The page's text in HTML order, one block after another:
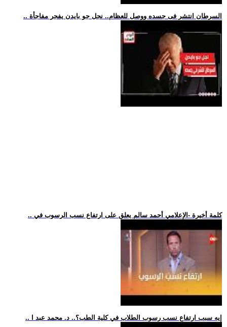
.. السرطان انتشر فى جسده ووصل للعظام.. نجل جو بايدن يفجر مفاجأة
.. كلمة أخيرة -الإعلامي أحمد سالم يعلق على ارتفاع نسب الرسوب في
.. إيه سبب ارتفاع نسب رسوب الطلاب في كلية الطب؟.. د. محمد عبد ا